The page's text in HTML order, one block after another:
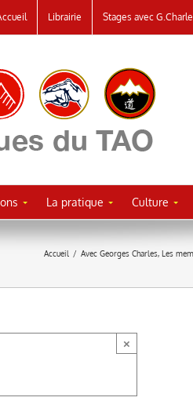
Librairie Stages avec
La pratique Culture
Accueil / Avec Georges Charles, Les
×